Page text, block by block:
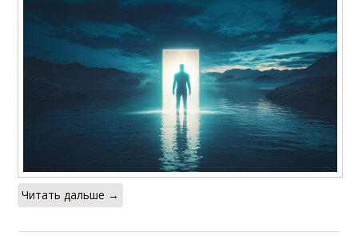
Читать дальше →